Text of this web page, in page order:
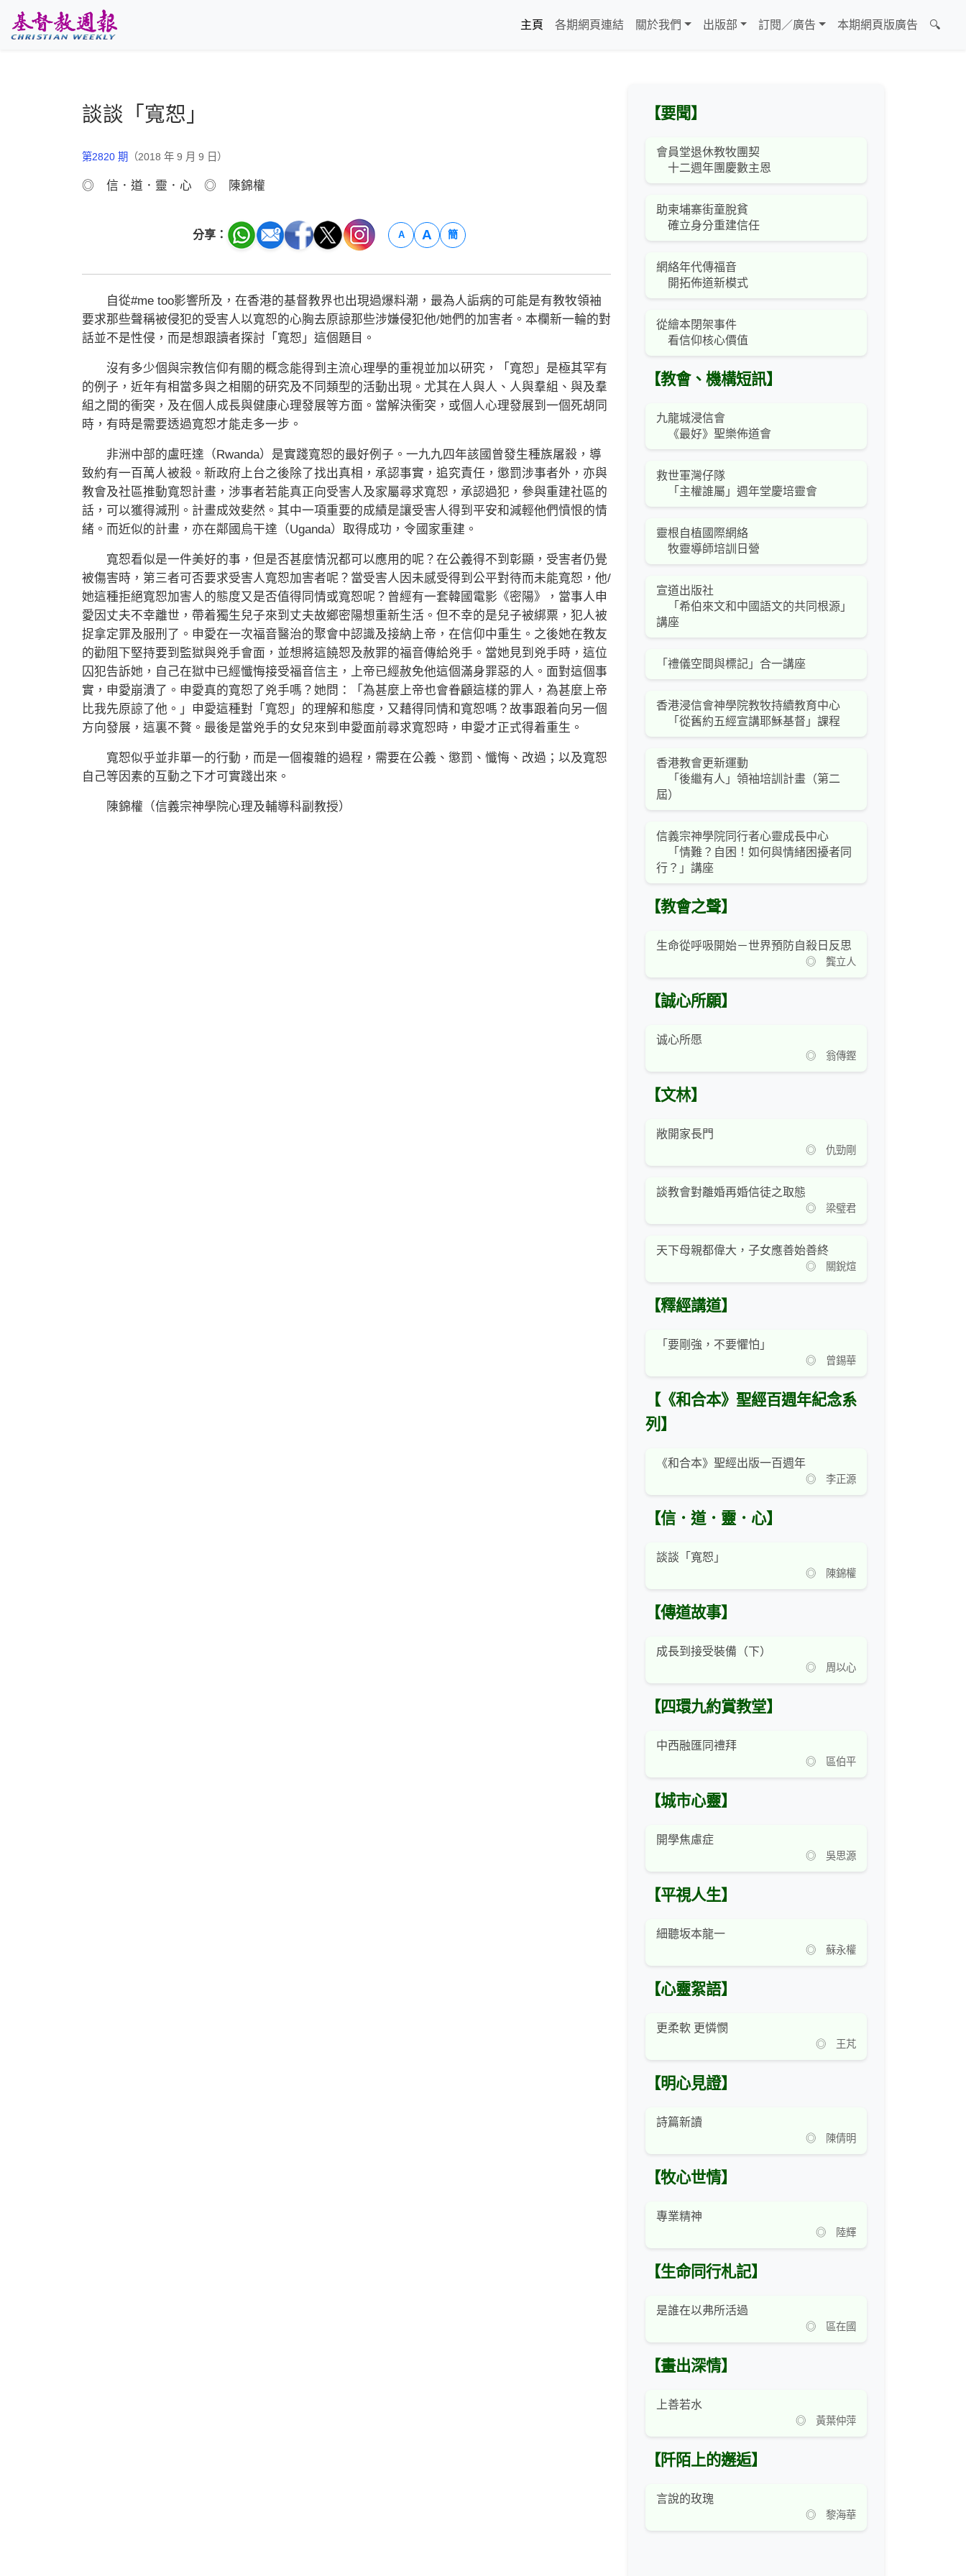
主頁
各期網頁連結 關於我們 出版部 訂閱／廣告 本期網頁版廣告 🔍
談談「寬恕」
第2820 期 （2018 年 9 月 9 日）
◎ 信．道．靈．心 ◎ 陳錦權
分享： A A 簡
自從#me too影響所及，在香港的基督教界也出現過爆料潮，最為人詬病的可能是有教牧領袖
要求那些聲稱被侵犯的受害人以寬恕的心胸去原諒那些涉嫌侵犯他/她們的加害者。本欄新一輪的對
話並不是性侵，而是想跟讀者探討「寬恕」這個題目。
沒有多少個與宗教信仰有關的概念能得到主流心理學的重視並加以研究，「寬恕」是極其罕有
的例子，近年有相當多與之相關的研究及不同類型的活動出現。尤其在人與人、人與羣組、與及羣
組之間的衝突，及在個人成長與健康心理發展等方面。當解決衝突，或個人心理發展到一個死胡同
時，有時是需要透過寬恕才能走多一步。
非洲中部的盧旺達（Rwanda）是實踐寬恕的最好例子。一九九四年該國曾發生種族屠殺，導
致約有一百萬人被殺。新政府上台之後除了找出真相，承認事實，追究責任，懲罰涉事者外，亦與
教會及社區推動寬恕計畫，涉事者若能真正向受害人及家屬尋求寬恕，承認過犯，參與重建社區的
話，可以獲得減刑。計畫成效斐然。其中一項重要的成績是讓受害人得到平安和減輕他們憤恨的情
緒。而近似的計畫，亦在鄰國烏干達（Uganda）取得成功，令國家重建。
寬恕看似是一件美好的事，但是否甚麼情況都可以應用的呢？在公義得不到彰顯，受害者仍覺
被傷害時，第三者可否要求受害人寬恕加害者呢？當受害人因未感受得到公平對待而未能寬恕，他/
她這種拒絕寬恕加害人的態度又是否值得同情或寬恕呢？曾經有一套韓國電影《密陽》，當事人申
愛因丈夫不幸離世，帶着獨生兒子來到丈夫故鄉密陽想重新生活。但不幸的是兒子被綁票，犯人被
捉拿定罪及服刑了。申愛在一次福音醫治的聚會中認識及接納上帝，在信仰中重生。之後她在教友
的勸阻下堅持要到監獄與兇手會面，並想將這饒恕及赦罪的福音傳給兇手。當她見到兇手時，這位
囚犯告訴她，自己在獄中已經懺悔接受福音信主，上帝已經赦免他這個滿身罪惡的人。面對這個事
實，申愛崩潰了。申愛真的寬恕了兇手嗎？她問：「為甚麼上帝也會眷顧這樣的罪人，為甚麼上帝
比我先原諒了他。」申愛這種對「寬恕」的理解和態度，又藉得同情和寬恕嗎？故事跟着向另一個
方向發展，這裏不贅。最後是當兇手的女兒來到申愛面前尋求寬恕時，申愛才正式得着重生。
寬恕似乎並非單一的行動，而是一個複雜的過程，需要在公義、懲罰、懺悔、改過；以及寬恕
自己等因素的互動之下才可實踐出來。
陳錦權（信義宗神學院心理及輔導科副教授）
【要聞】
會員堂退休教牧團契
十二週年團慶數主恩
助柬埔寨街童脫貧
確立身分重建信任
網絡年代傳福音
開拓佈道新模式
從繪本閉架事件
看信仰核心價值
【教會、機構短訊】
九龍城浸信會
《最好》聖樂佈道會
救世軍灣仔隊
「主權誰屬」週年堂慶培靈會
靈根自植國際網絡
牧靈導師培訓日營
宣道出版社
「希伯來文和中國語文的共同根源」
講座
「禮儀空間與標記」合一講座
香港浸信會神學院教牧持續教育中心
「從舊約五經宣講耶穌基督」課程
香港教會更新運動
「後繼有人」領袖培訓計畫（第二
屆）
信義宗神學院同行者心靈成長中心
「情難？自困！如何與情緒困擾者同
行？」講座
【教會之聲】
生命從呼吸開始－世界預防自殺日反思
◎ 龔立人
【誠心所願】
诚心所愿
◎ 翁傳鏗
【文林】
敞開家長門
◎ 仇勁剛
談教會對離婚再婚信徒之取態
◎ 梁璧君
天下母親都偉大，子女應善始善終
◎ 關銳煊
【釋經講道】
「要剛強，不要懼怕」
◎ 曾錫華
【《和合本》聖經百週年紀念系
列】
《和合本》聖經出版一百週年
◎ 李正源
【信．道．靈．心】
談談「寬恕」
◎ 陳錦權
【傳道故事】
成長到接受裝備（下）
◎ 周以心
【四環九約賞教堂】
中西融匯同禮拜
◎ 區伯平
【城市心靈】
開學焦慮症
◎ 吳思源
【平視人生】
細聽坂本龍一
◎ 蘇永權
【心靈絮語】
更柔軟 更憐憫
◎ 王芃
【明心見證】
詩篇新讀
◎ 陳倩明
【牧心世情】
專業精神
◎ 陸輝
【生命同行札記】
是誰在以弗所活過
◎ 區在國
【畫出深情】
上善若水
◎ 黃葉仲萍
【阡陌上的邂逅】
言說的玫瑰
◎ 黎海華